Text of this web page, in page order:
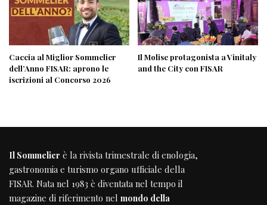
Caccia al Miglior Sommelier
dell’Anno FISAR: aprono le
iscrizioni al Concorso 2026
Il Molise protagonista a Vinitaly
and the City con FISAR
Il Sommelier è la rivista trimestrale di enologia,
gastronomia e turismo organo ufficiale della
FISAR. Nata nel 1983 è diventata nel tempo il
magazine di riferimento nel mondo della